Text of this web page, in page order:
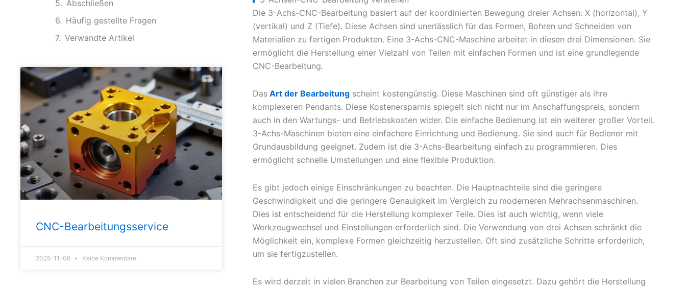
Abschließen
Häufig gestellte Fragen
Verwandte Artikel
CNC-Bearbeitungsservice
2025-11-06 Keine Kommentare
Die 3-Achs-CNC-Bearbeitung basiert auf der koordinierten Bewegung dreier Achsen: X (horizontal), Y
(vertikal) und Z (Tiefe). Diese Achsen sind unerlässlich für das Formen, Bohren und Schneiden von
Materialien zu fertigen Produkten. Eine 3-Achs-CNC-Maschine arbeitet in diesen drei Dimensionen. Sie
ermöglicht die Herstellung einer Vielzahl von Teilen mit einfachen Formen und ist eine grundlegende
CNC-Bearbeitung.
DasArt der Bearbeitung scheint kostengünstig. Diese Maschinen sind oft günstiger als ihre
komplexeren Pendants. Diese Kostenersparnis spiegelt sich nicht nur im Anschaffungspreis, sondern
auch in den Wartungs- und Betriebskosten wider. Die einfache Bedienung ist ein weiterer großer Vorteil.
3-Achs-Maschinen bieten eine einfachere Einrichtung und Bedienung. Sie sind auch für Bediener mit
Grundausbildung geeignet. Zudem ist die 3-Achs-Bearbeitung einfach zu programmieren. Dies
ermöglicht schnelle Umstellungen und eine flexible Produktion.
Es gibt jedoch einige Einschränkungen zu beachten. Die Hauptnachteile sind die geringere
Geschwindigkeit und die geringere Genauigkeit im Vergleich zu moderneren Mehrachsenmaschinen.
Dies ist entscheidend für die Herstellung komplexer Teile. Dies ist auch wichtig, wenn viele
Werkzeugwechsel und Einstellungen erforderlich sind. Die Verwendung von drei Achsen schränkt die
Möglichkeit ein, komplexe Formen gleichzeitig herzustellen. Oft sind zusätzliche Schritte erforderlich,
um sie fertigzustellen.
Es wird derzeit in vielen Branchen zur Bearbeitung von Teilen eingesetzt. Dazu gehört die Herstellung